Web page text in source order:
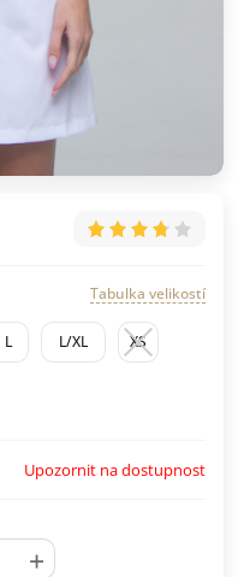
Tabulka velikostí
L L/XL XS
Upozornit na dostupnost
+